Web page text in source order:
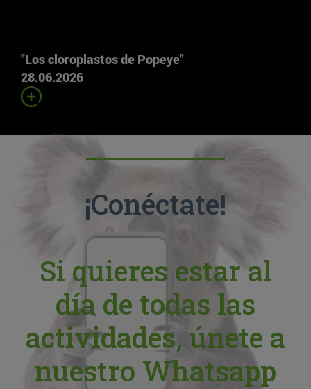
"Los cloroplastos de Popeye"
28.06.2026
¡Conéctate!
Si quieres estar al
día de todas las
actividades, únete a
nuestro Whatsapp